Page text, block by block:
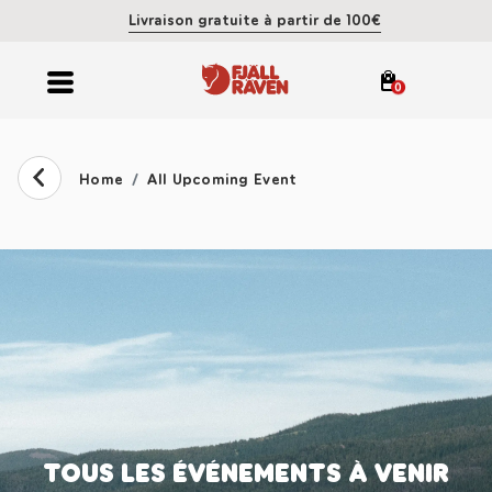
Livraison gratuite à partir de 100€
0
Home All Upcoming Event
TOUS LES ÉVÉNEMENTS À VENIR